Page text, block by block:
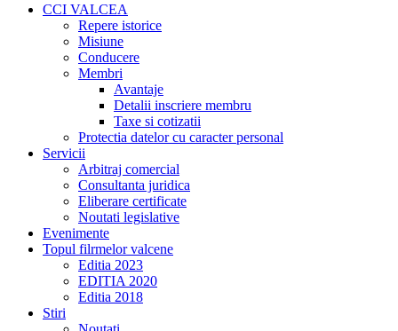
CCI VALCEA
Repere istorice
Misiune
Conducere
Membri
Avantaje
Detalii inscriere membru
Taxe si cotizatii
Protectia datelor cu caracter personal
Servicii
Arbitraj comercial
Consultanta juridica
Eliberare certificate
Noutati legislative
Evenimente
Topul filrmelor valcene
Editia 2023
EDITIA 2020
Editia 2018
Stiri